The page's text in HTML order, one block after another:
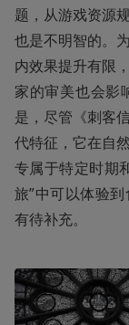
题，从游戏资源
也是不明智的。
内效果提升有限
家的审美也会影
是，尽管《刺客
代特征，它在自
专属于特定时期
旅”中可以体验
有待补充。